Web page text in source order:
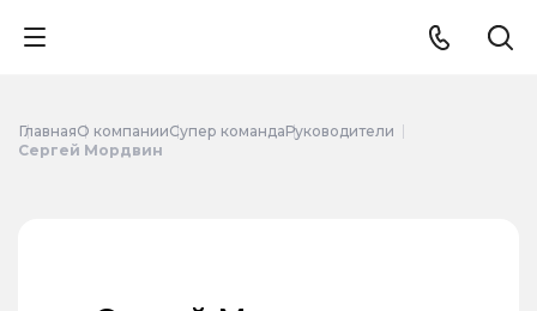
ГлавнаяО компанииСупер командаРуководители
Сергей Мордвин